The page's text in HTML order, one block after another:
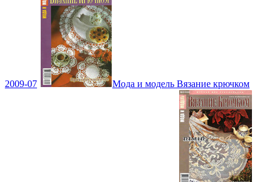
2009-07 Мода и модель Вязание крючком